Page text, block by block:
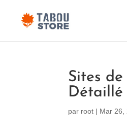
Sites
Détaillé
par root | Mar 26,